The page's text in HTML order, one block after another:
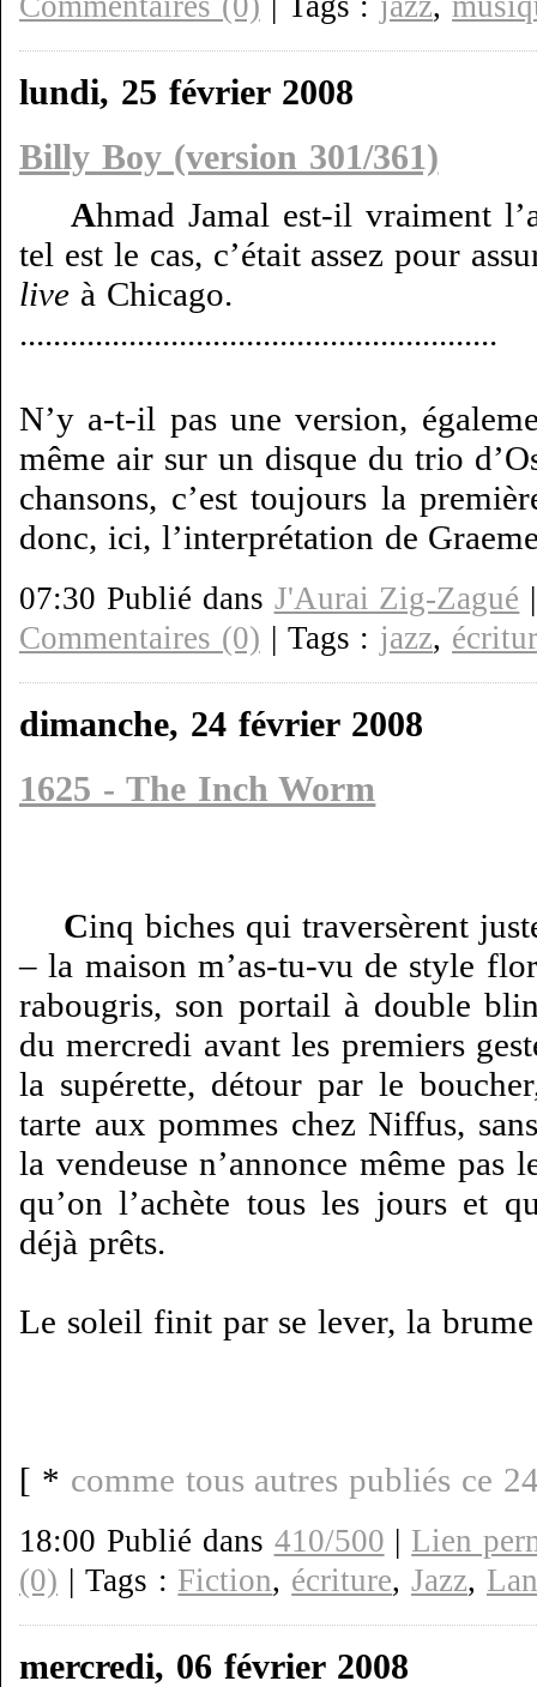
lundi, 25 février 2008
Billy Boy (version 301/361)
Ahmad Jamal est-il vraiment
tel est le cas, c’était assez pour
live à Chicago.
.........................................................
N’y a-t-il pas une version,
même air sur un disque du trio
chansons, c’est toujours la
donc, ici, l’interprétation de
07:30 Publié dans J'Aurai Zig-Zagué
Commentaires (0) | Tags : jazz,
dimanche, 24 février 2008
1625 - The Inch Worm
Cinq biches qui traversèrent
– la maison m’as-tu-vu de style
rabougris, son portail à double
du mercredi avant les premiers
la supérette, détour par le
tarte aux pommes chez Niffus,
la vendeuse n’annonce même pas
qu’on l’achète tous les jours et
déjà prêts.
Le soleil finit par se lever, la
[ * comme tous autres publiés ce
18:00 Publié dans 410/500 | Lien
(0) | Tags : Fiction, écriture,Jazz,
mercredi, 06 février 2008